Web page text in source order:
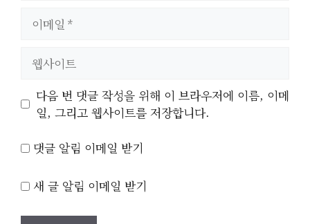
트
다음 번 댓글 작성을 위해 이 브라우저에 이름, 이메
일, 그리고 웹사이트를 저장합니다.
댓글 알림 이메일 받기
새 글 알림 이메일 받기